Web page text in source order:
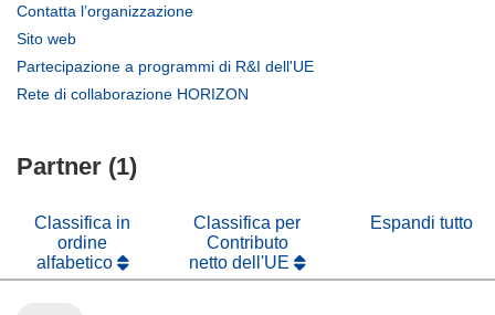
Contatta l’organizzazione
nuova
Sito web
apre
finestra)
Partecipazione a programmi di R&I dell'UE
Rete di collaborazione HORIZON
Partner (1)
Classifica in
ordine
alfabetico
Classifica per
Contributo
netto dell'UE
Espandi tutto